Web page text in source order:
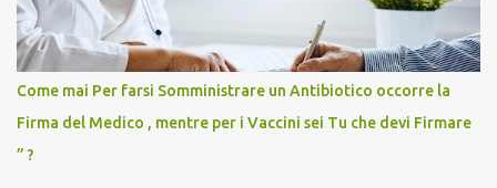
Come mai Per farsi Somministrare un Antibiotico occorre la
Firma del Medico , mentre per i Vaccini sei Tu che devi Firmare
” ?